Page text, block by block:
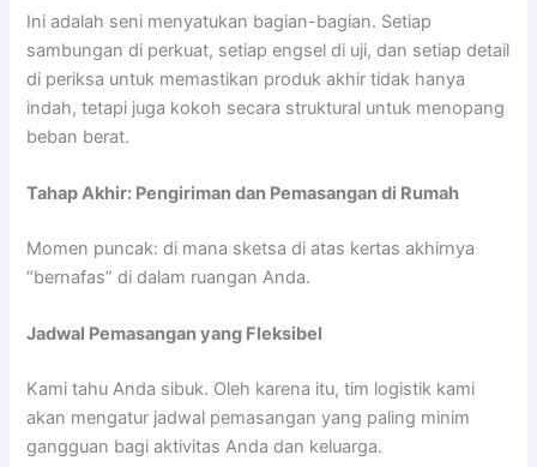
Ini adalah seni menyatukan bagian-bagian. Setiap
sambungan di perkuat, setiap engsel di uji, dan setiap detail
di periksa untuk memastikan produk akhir tidak hanya
indah, tetapi juga kokoh secara struktural untuk menopang
beban berat.
Tahap Akhir: Pengiriman dan Pemasangan di Rumah
Momen puncak: di mana sketsa di atas kertas akhirnya
“bernafas” di dalam ruangan Anda.
Jadwal Pemasangan yang Fleksibel
Kami tahu Anda sibuk. Oleh karena itu, tim logistik kami
akan mengatur jadwal pemasangan yang paling minim
gangguan bagi aktivitas Anda dan keluarga.